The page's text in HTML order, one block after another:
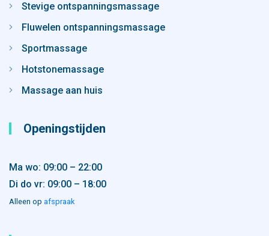
Stevige ontspanningsmassage
Fluwelen ontspanningsmassage
Sportmassage
Hotstonemassage
Massage aan huis
Openingstijden
Ma wo: 09:00 – 22:00
Di do vr: 09:00 – 18:00
Alleen op afspraak